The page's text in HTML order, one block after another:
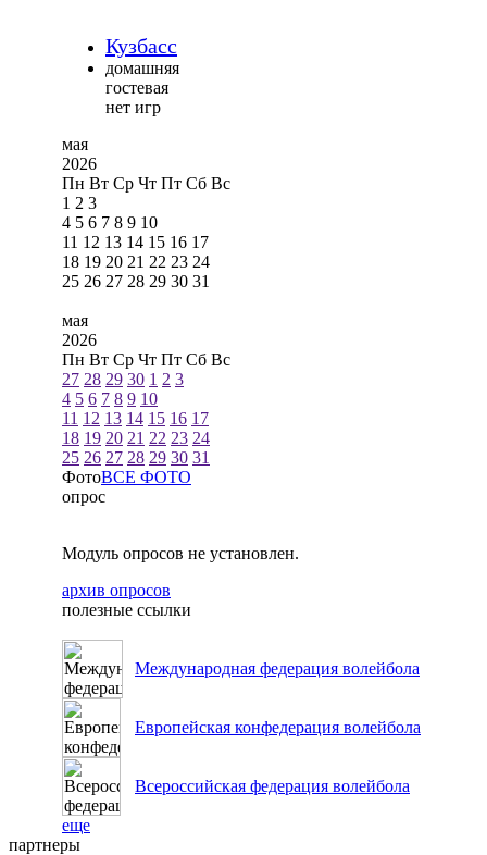
Кузбасс
домашняя
гостевая
нет игр
мая
2026
Пн Вт Ср Чт Пт Сб Вс
1 2 3
4 5 6 7 8 9 10
11 12 13 14 15 16 17
18 19 20 21 22 23 24
25 26 27 28 29 30 31
мая
2026
Пн Вт Ср Чт Пт Сб Вс
27 28 29 30 1 2 3
4 5 6 7 8 9 10
11 12 13 14 15 16 17
18 19 20 21 22 23 24
25 26 27 28 29 30 31
ФотоВСЕ ФОТО
опрос
Модуль опросов не установлен.
архив опросов
полезные ссылки
Международная федерация волейбола
Европейская конфедерация волейбола
Всероссийская федерация волейбола
еще
партнеры